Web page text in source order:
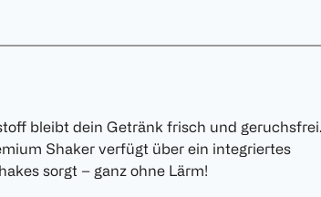
bleibt dein Getränk frisch und
Shaker verfügt über ein integriertes
sorgt – ganz ohne Lärm!